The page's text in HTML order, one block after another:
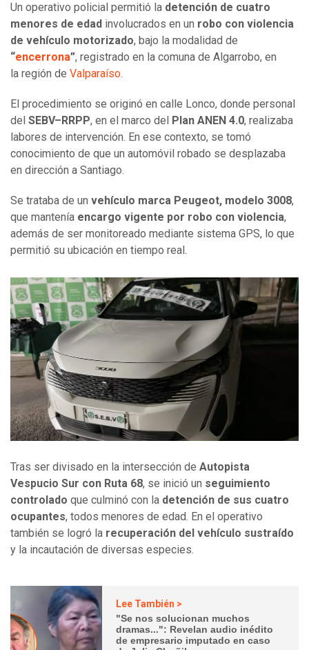
Un operativo policial permitió la detención de cuatro
menores de edad involucrados en un robo con violencia
de vehículo motorizado, bajo la modalidad de
“encerrona”, registrado en la comuna de Algarrobo, en
la región de Valparaíso.
El procedimiento se originó en calle Lonco, donde personal
del SEBV–RRPP, en el marco del Plan ANEN 4.0, realizaba
labores de intervención. En ese contexto, se tomó
conocimiento de que un automóvil robado se desplazaba
en dirección a Santiago.
Se trataba de un vehículo marca Peugeot, modelo 3008,
que mantenía encargo vigente por robo con violencia,
además de ser monitoreado mediante sistema GPS, lo que
permitió su ubicación en tiempo real.
Tras ser divisado en la intersección de Autopista
Vespucio Sur con Ruta 68, se inició un seguimiento
controlado que culminó con la detención de sus cuatro
ocupantes, todos menores de edad. En el operativo
también se logró la recuperación del vehículo sustraído
y la incautación de diversas especies.
Lee También >
"Se nos solucionan muchos
dramas...": Revelan audio inédito
de empresario imputado en caso